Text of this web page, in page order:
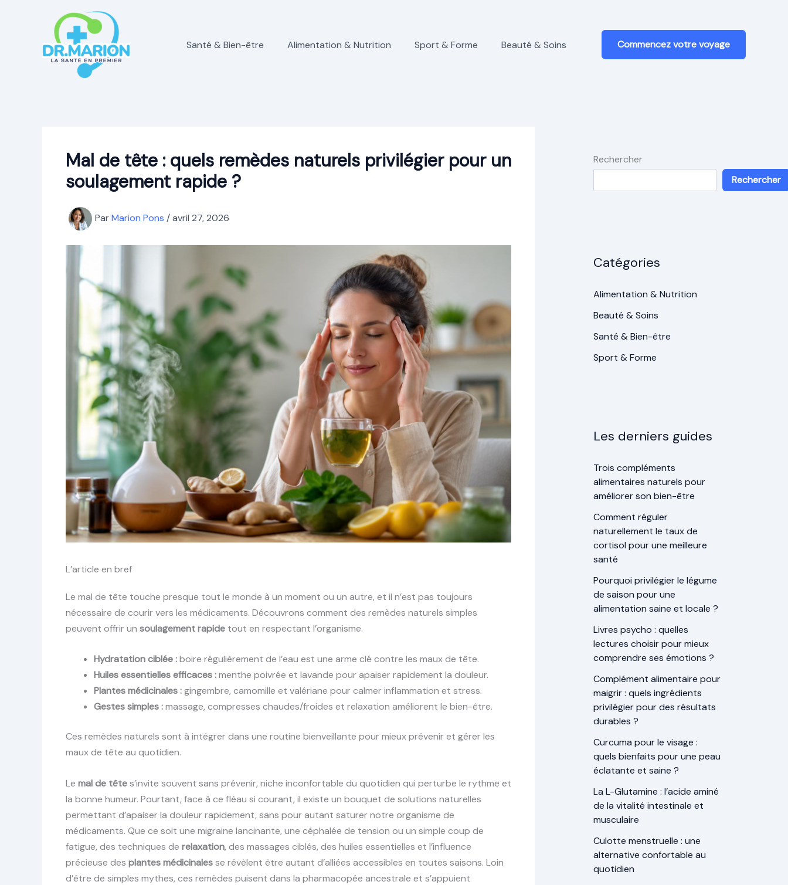
Santé & Bien-être Alimentation & Nutrition Sport & Forme Beauté & Soins Commencez votre voyage
Mal de tête : quels remèdes naturels privilégier pour un
soulagement rapide ?
ParMarion Pons /avril 27, 2026
L’article en bref
Le mal de tête touche presque tout le monde à un moment ou un autre, et il n’est pas toujours
nécessaire de courir vers les médicaments. Découvrons comment des remèdes naturels simples
peuvent offrir un soulagement rapide tout en respectant l’organisme.
Hydratation ciblée :boire régulièrement de l’eau est une arme clé contre les maux de tête.
Huiles essentielles efficaces :menthe poivrée et lavande pour apaiser rapidement la douleur.
Plantes médicinales :gingembre, camomille et valériane pour calmer inflammation et stress.
Gestes simples :massage, compresses chaudes/froides et relaxation améliorent le bien-être.
Ces remèdes naturels sont à intégrer dans une routine bienveillante pour mieux prévenir et gérer les
maux de tête au quotidien.
Le mal de têtes’invite souvent sans prévenir, niche inconfortable du quotidien qui perturbe le rythme et
la bonne humeur. Pourtant, face à ce fléau si courant, il existe un bouquet de solutions naturelles
permettant d’apaiser la douleur rapidement, sans pour autant saturer notre organisme de
médicaments. Que ce soit une migraine lancinante, une céphalée de tension ou un simple coup de
fatigue, des techniques de relaxation, des massages ciblés, des huiles essentielles et l’influence
précieuse des plantes médicinalesse révèlent être autant d’alliées accessibles en toutes saisons. Loin
d’être de simples mythes, ces remèdes puisent dans la pharmacopée ancestrale et s’appuient
Rechercher
Rechercher
Catégories
Alimentation & Nutrition
Beauté & Soins
Santé & Bien-être
Sport & Forme
Les derniers guides
Trois compléments
alimentaires naturels pour
améliorer son bien-être
Comment réguler
naturellement le taux de
cortisol pour une meilleure
santé
Pourquoi privilégier le légume
de saison pour une
alimentation saine et locale ?
Livres psycho : quelles
lectures choisir pour mieux
comprendre ses émotions ?
Complément alimentaire pour
maigrir : quels ingrédients
privilégier pour des résultats
durables ?
Curcuma pour le visage :
quels bienfaits pour une peau
éclatante et saine ?
La L-Glutamine : l’acide aminé
de la vitalité intestinale et
musculaire
Culotte menstruelle : une
alternative confortable au
quotidien